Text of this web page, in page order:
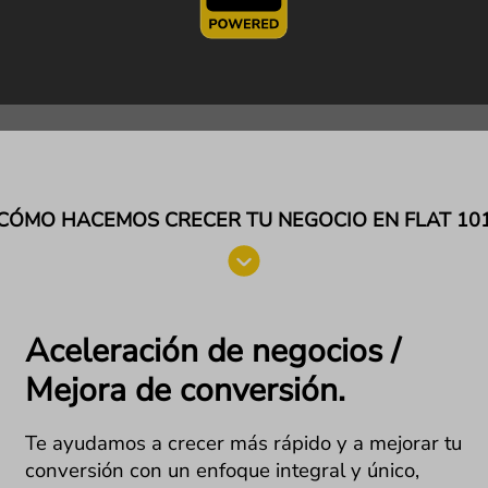
HACEMOS CRECER TU NEGOCIO EN FLAT
Aceleración de negocios /
Mejora de conversión.
Te ayudamos a crecer más rápido y a mejorar tu
conversión con un enfoque integral y único,